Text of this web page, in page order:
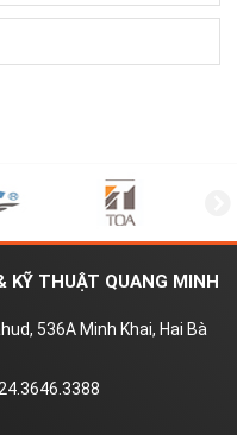
KỸ THUẬT QUANG MINH
536A Minh Khai, Hai Bà